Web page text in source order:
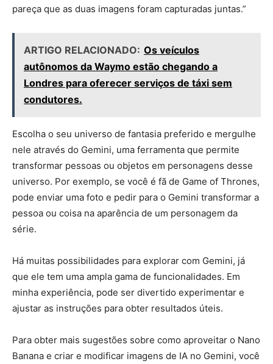
pareça que as duas imagens foram capturadas juntas.”
ARTIGO RELACIONADO: Os veículos
autônomos da Waymo estão chegando a
Londres para oferecer serviços de táxi sem
condutores.
Escolha o seu universo de fantasia preferido e mergulhe
nele através do Gemini, uma ferramenta que permite
transformar pessoas ou objetos em personagens desse
universo. Por exemplo, se você é fã de Game of Thrones,
pode enviar uma foto e pedir para o Gemini transformar a
pessoa ou coisa na aparência de um personagem da
série.
Há muitas possibilidades para explorar com Gemini, já
que ele tem uma ampla gama de funcionalidades. Em
minha experiência, pode ser divertido experimentar e
ajustar as instruções para obter resultados úteis.
Para obter mais sugestões sobre como aproveitar o Nano
Banana e criar e modificar imagens de IA no Gemini, você